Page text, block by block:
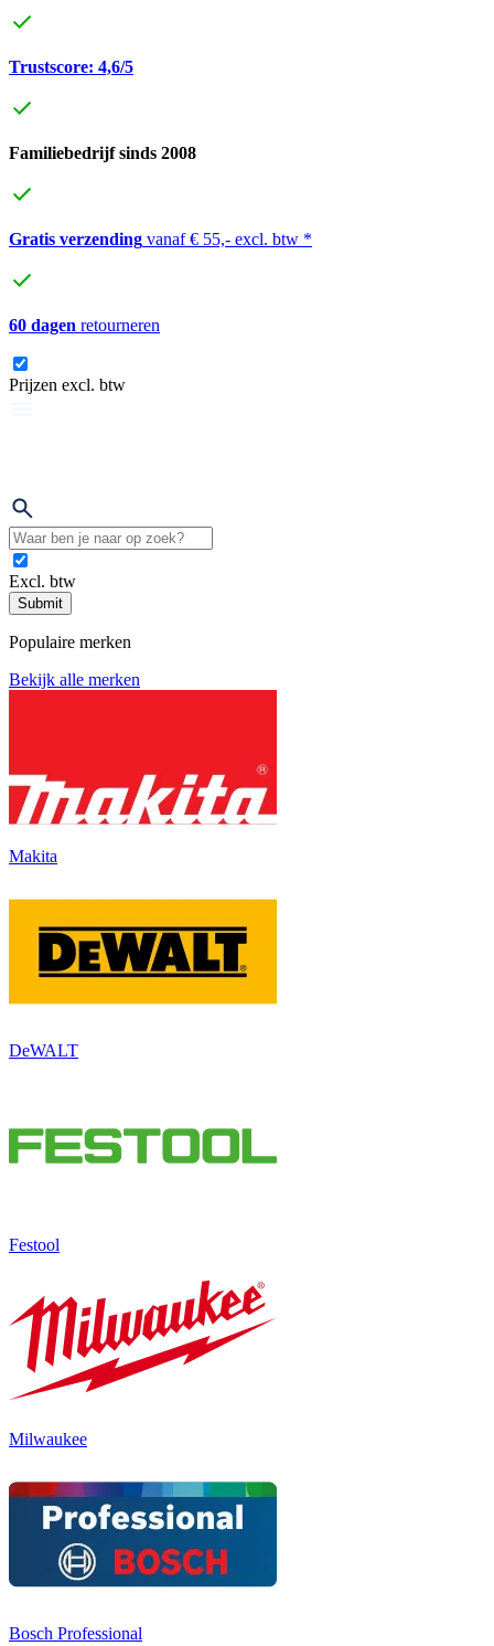
Trustscore: 4,6/5
Familiebedrijf sinds 2008
Gratis verzending vanaf € 55,- excl. btw *
60 dagen retourneren
Prijzen excl. btw
Excl. btw
Submit
Populaire merken
Bekijk alle merken
Makita
DeWALT
Festool
Milwaukee
Bosch Professional